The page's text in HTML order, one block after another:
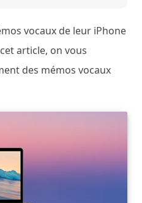
vocaux de leur iPhone
article, on vous
des mémos vocaux